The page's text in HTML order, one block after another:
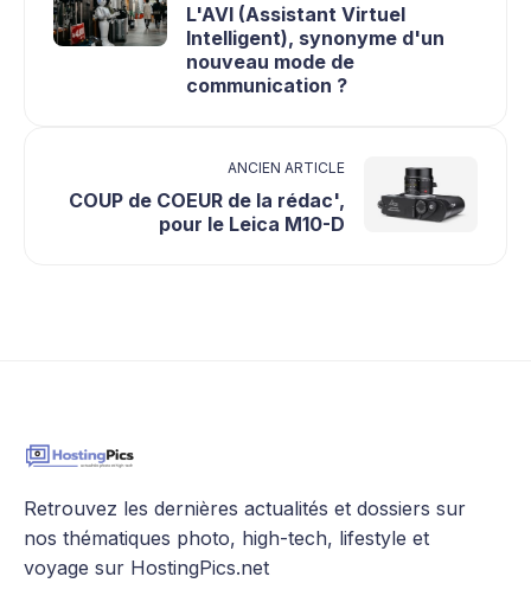
L'AVI (Assistant Virtuel
Intelligent), synonyme d'un
nouveau mode de
communication ?
ANCIEN ARTICLE
COUP de COEUR de la rédac',
pour le Leica M10-D
Retrouvez les dernières actualités et dossiers sur
nos thématiques photo, high-tech, lifestyle et
voyage sur HostingPics.net